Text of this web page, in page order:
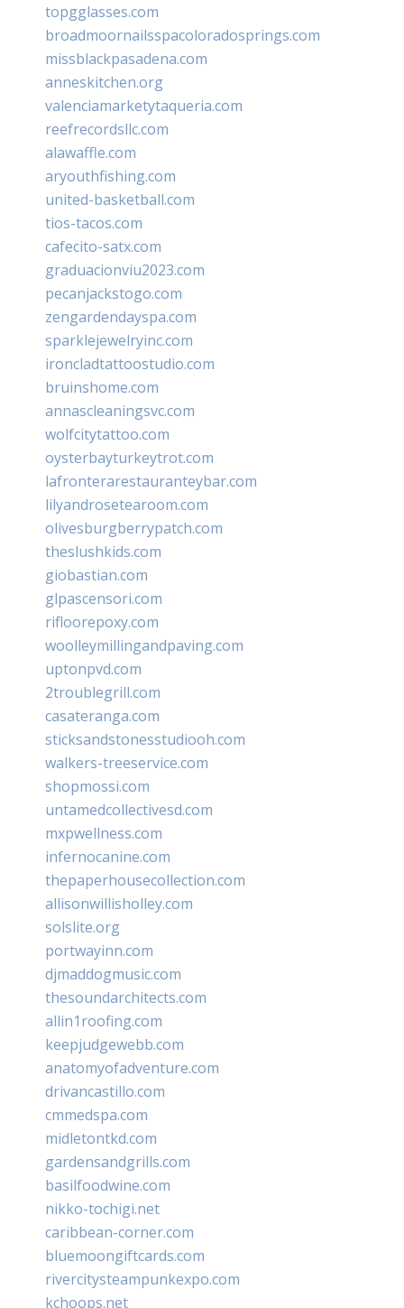
topgglasses.com
broadmoornailsspacoloradosprings.com
missblackpasadena.com
anneskitchen.org
valenciamarketytaqueria.com
reefrecordsllc.com
alawaffle.com
aryouthfishing.com
united-basketball.com
tios-tacos.com
cafecito-satx.com
graduacionviu2023.com
pecanjackstogo.com
zengardendayspa.com
sparklejewelryinc.com
ironcladtattoostudio.com
bruinshome.com
annascleaningsvc.com
wolfcitytattoo.com
oysterbayturkeytrot.com
lafronterarestauranteybar.com
lilyandrosetearoom.com
olivesburgberrypatch.com
theslushkids.com
giobastian.com
glpascensori.com
rifloorepoxy.com
woolleymillingandpaving.com
uptonpvd.com
2troublegrill.com
casateranga.com
sticksandstonesstudiooh.com
walkers-treeservice.com
shopmossi.com
untamedcollectivesd.com
mxpwellness.com
infernocanine.com
thepaperhousecollection.com
allisonwillisholley.com
solslite.org
portwayinn.com
djmaddogmusic.com
thesoundarchitects.com
allin1roofing.com
keepjudgewebb.com
anatomyofadventure.com
drivancastillo.com
cmmedspa.com
midletontkd.com
gardensandgrills.com
basilfoodwine.com
nikko-tochigi.net
caribbean-corner.com
bluemoongiftcards.com
rivercitysteampunkexpo.com
kchoops.net